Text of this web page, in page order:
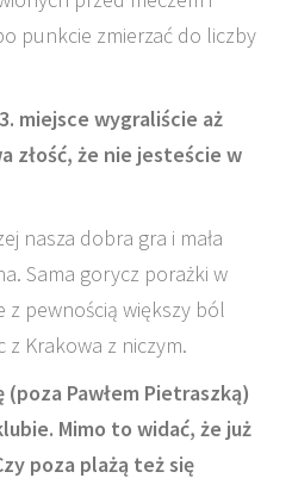
punkcie zmierzać do liczby
miejsce wygraliście aż
złość, że nie jesteście w
nasza dobra gra i mała
Sama gorycz porażki w
z pewnością większy ból
z Krakowa z niczym.
(poza Pawłem Pietraszką)
Mimo to widać, że już
poza plażą też się